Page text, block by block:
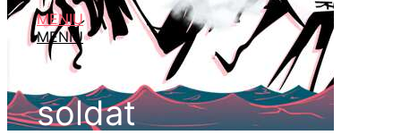
MENIU
MENIU
soldat